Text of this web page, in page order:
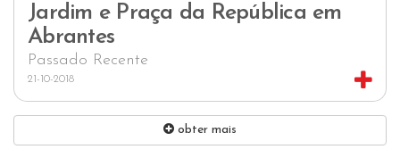
Jardim e Praça da República em
Abrantes
Passado Recente
21-10-2018
obter mais